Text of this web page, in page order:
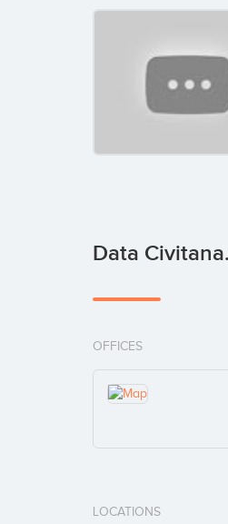
Data
OFFICES
LOCATIONS